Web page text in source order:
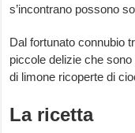
s’incontrano possono
Dal fortunato connubio
piccole delizie che
di limone ricoperte di
La ricetta